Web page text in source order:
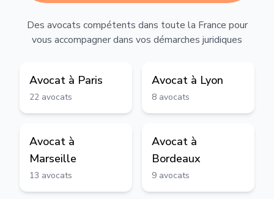
Des avocats compétents dans toute la France pour
vous accompagner dans vos démarches juridiques
Avocat à Paris
22 avocats
Avocat à Lyon
8 avocats
Avocat à
Marseille
13 avocats
Avocat à
Bordeaux
9 avocats